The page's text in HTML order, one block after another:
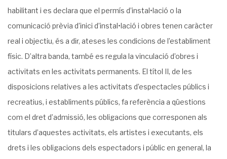
habilitant i es declara que el permís d’instal•lació o la
comunicació prèvia d’inici d’instal•lació i obres tenen caràcter
real i objectiu, és a dir, ateses les condicions de l’establiment
físic. D’altra banda, també es regula la vinculació d’obres i
activitats en les activitats permanents. El títol II, de les
disposicions relatives a les activitats d’espectacles públics i
recreatius, i establiments públics, fa referència a qüestions
com el dret d’admissió, les obligacions que corresponen als
titulars d’aquestes activitats, els artistes i executants, els
drets i les obligacions dels espectadors i públic en general, la